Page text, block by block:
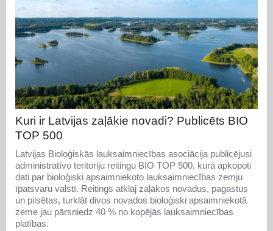
Kuri ir Latvijas zaļākie novadi? Publicēts BIO
TOP 500
Latvijas Bioloģiskās lauksaimniecības asociācija publicējusi
administratīvo teritoriju reitingu BIO TOP 500, kurā apkopoti
dati par bioloģiski apsaimniekoto lauksaimniecības zemju
īpatsvaru valstī. Reitings atklāj zaļākos novadus, pagastus
un pilsētas, turklāt divos novados bioloģiski apsaimniekotā
zeme jau pārsniedz 40 % no kopējās lauksaimniecības
platības.